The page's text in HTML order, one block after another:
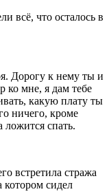
всё, что осталось в
Дорогу к нему ты и
ко мне, я дам тебе
какую плату ты
ничего, кроме
ложится спать.
встретила стража
котором сидел